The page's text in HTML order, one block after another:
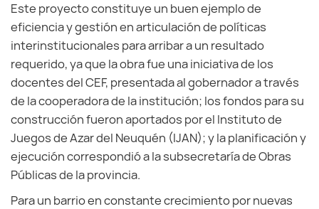
Este proyecto constituye un buen ejemplo de
eficiencia y gestión en articulación de políticas
interinstitucionales para arribar a un resultado
requerido, ya que la obra fue una iniciativa de los
docentes del CEF, presentada al gobernador a través
de la cooperadora de la institución; los fondos para su
construcción fueron aportados por el Instituto de
Juegos de Azar del Neuquén (IJAN); y la planificación y
ejecución correspondió a la subsecretaría de Obras
Públicas de la provincia.
Para un barrio en constante crecimiento por nuevas